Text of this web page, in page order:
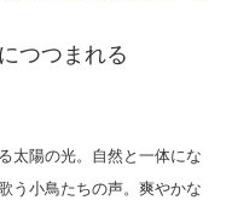
つつまれる
太陽の光。自然と一体にな
う小鳥たちの声。爽やかな